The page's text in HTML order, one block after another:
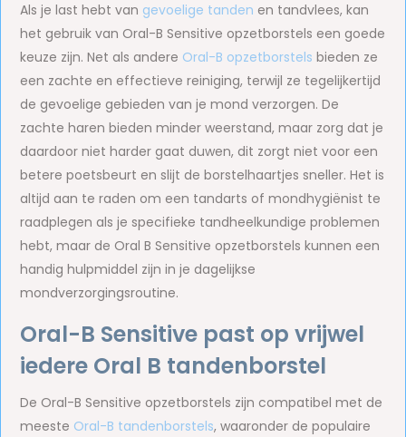
Als je last hebt van gevoelige tanden en tandvlees, kan
het gebruik van Oral-B Sensitive opzetborstels een goede
keuze zijn. Net als andere Oral-B opzetborstels bieden ze
een zachte en effectieve reiniging, terwijl ze tegelijkertijd
de gevoelige gebieden van je mond verzorgen. De
zachte haren bieden minder weerstand, maar zorg dat je
daardoor niet harder gaat duwen, dit zorgt niet voor een
betere poetsbeurt en slijt de borstelhaartjes sneller. Het is
altijd aan te raden om een tandarts of mondhygiënist te
raadplegen als je specifieke tandheelkundige problemen
hebt, maar de Oral B Sensitive opzetborstels kunnen een
handig hulpmiddel zijn in je dagelijkse
mondverzorgingsroutine.
Oral-B Sensitive past op vrijwel
iedere Oral B tandenborstel
De Oral-B Sensitive opzetborstels zijn compatibel met de
meeste Oral-B tandenborstels, waaronder de populaire